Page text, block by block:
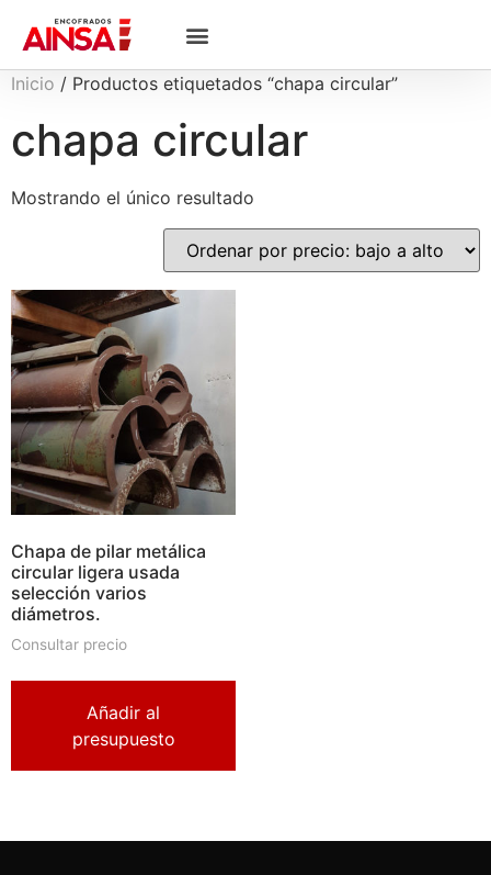
Inicio / Productos etiquetados “chapa circular”
chapa circular
Mostrando el único resultado
Chapa de pilar metálica
circular ligera usada
selección varios
diámetros.
Consultar precio
Añadir al
presupuesto